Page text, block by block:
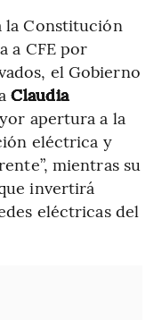
la Constitución
a CFE por
el Gobierno
Claudia
apertura a la
eléctrica y
mientras su
invertirá
eléctricas del